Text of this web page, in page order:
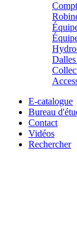
E-catalogue
Bureau
Contact
Vidéos
Rechercher